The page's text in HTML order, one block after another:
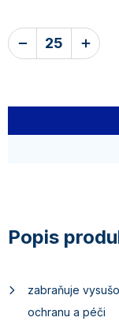
zabraňuje
ochranu a péči